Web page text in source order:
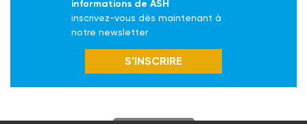
informations de ASH
inscrivez-vous dès maintenant à
notre newsletter
S’INSCRIRE